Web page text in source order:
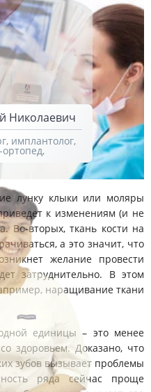
Николаевич
имплантолог,
ортопед,
лунку клыки или моляры
к изменениям (и не
Во-вторых, ткань кости на
а это значит, что
желание провести
затруднительно. В этом
наращивание ткани
единицы – это менее
здоровьем. Доказано, что
зубов вызывает проблемы
ряда сейчас проще